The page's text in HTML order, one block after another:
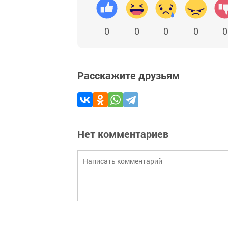
0 0 0 0 0
Расскажите друзьям
Нет комментариев